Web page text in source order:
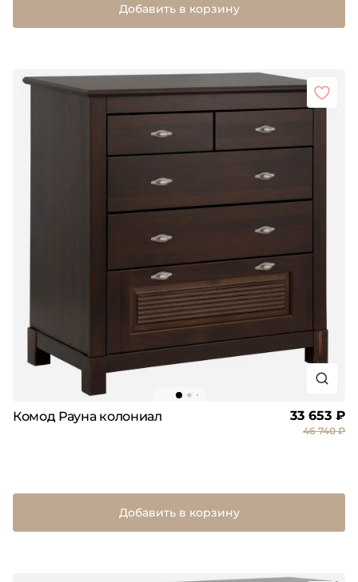
Добавить в корзину
Комод Рауна колониал 33 653 ₽
46 740 ₽
Добавить в корзину